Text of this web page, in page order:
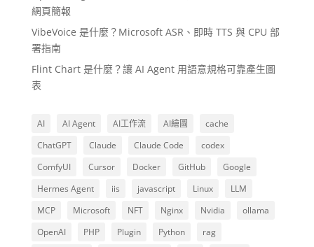
網頁簡報
VibeVoice 是什麼？Microsoft ASR、即時 TTS 與 CPU 部
署指南
Flint Chart 是什麼？讓 AI Agent 用語意規格可靠產生圖
表
AI AI Agent AI工作流 AI繪圖
cache
ChatGPT
Claude Claude Code
codex
ComfyUI
Cursor Docker GitHub
Google
Hermes Agent
iis javascript Linux
LLM
MCP
Microsoft NFT Nginx Nvidia
ollama
OpenAI
PHP Plugin Python
rag